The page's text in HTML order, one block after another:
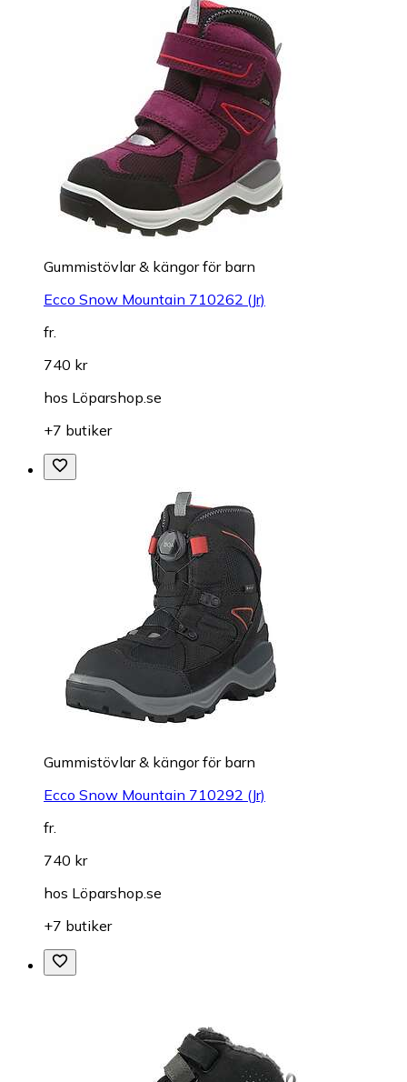
Gummistövlar & kängor för barn
Ecco Snow Mountain 710262 (Jr)
fr.
740 kr
hos Löparshop.se
+7 butiker
Gummistövlar & kängor för barn
Ecco Snow Mountain 710292 (Jr)
fr.
740 kr
hos Löparshop.se
+7 butiker